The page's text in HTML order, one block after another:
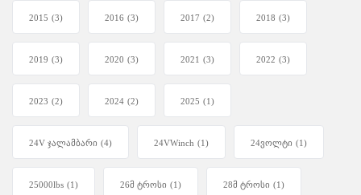
2015 (3) 2016 (3) 2017 (2) 2018 (3)
2019 (3) 2020 (3) 2021 (3) 2022 (3)
2023 (2) 2024 (2) 2025 (1)
24V ჯალამბარი (4) 24VWinch (1) 24ვოლტი (1)
25000lbs (1) 26მ ტროსი (1) 28მ ტროსი (1)